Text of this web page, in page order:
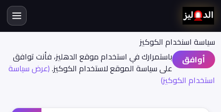
سياسة اسنخدام الكوكيز
أوافق
باستمرارك في استخدام موقع الدهليز، فأنت توافق
على سياسة الموقع لاستخدام الكوكيز.(عرض سياسة
استخدام الكوكيز)